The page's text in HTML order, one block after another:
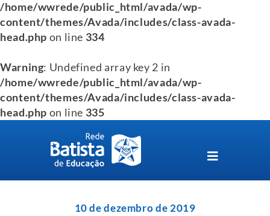
/home/wwrede/public_html/avada/wp-
content/themes/Avada/includes/class-avada-
head.php on line 334
Warning: Undefined array key 2 in
/home/wwrede/public_html/avada/wp-
content/themes/Avada/includes/class-avada-
head.php on line 335
Toggle
Navigation
10 de dezembro de 2019